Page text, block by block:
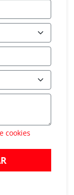
cookies